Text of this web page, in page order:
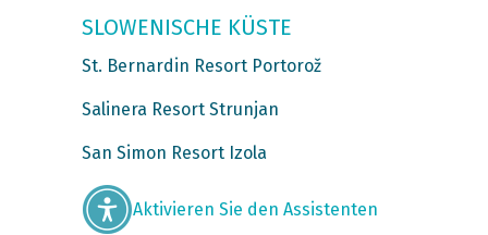
SLOWENISCHE KÜSTE
St. Bernardin Resort Portorož
Salinera Resort Strunjan
San Simon Resort Izola
Aktivieren Sie den Assistenten